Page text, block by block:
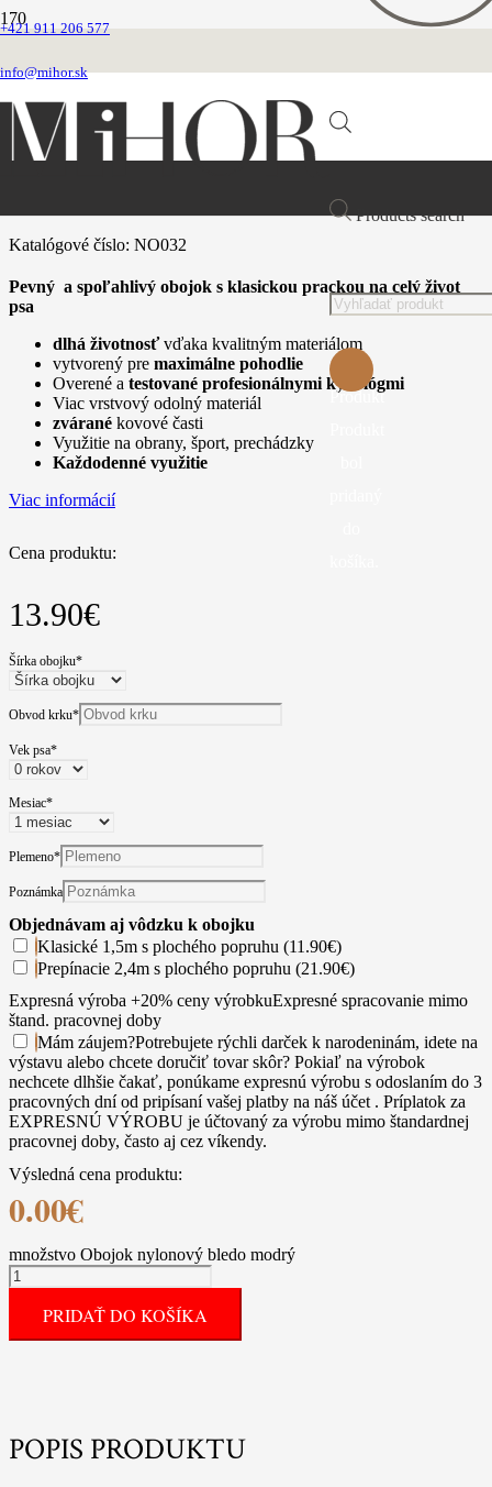
+421 911 206 577
info@mihor.sk
Products search
Produkt
Domovská stránka
Nylonové
Obojok nylonový bledo modrý
Katalógové číslo: NO032
Pevný a spoľahlivý obojok s klasickou prackou na celý život
psa
dlhá životnosťvďaka kvalitným materiálom
vytvorený pre maximálne pohodlie
Overené a testované profesionálnymi kynológmi
Viac vrstvový odolný materiál
zvárané kovové časti
Využitie na obrany, šport, prechádzky
Každodenné využitie
Viac informácií
Cena produktu:
13.90€
Šírka obojku*
Obvod krku*
Vek psa*
Mesiac*
Plemeno*
Poznámka
Objednávam aj vôdzku k obojku
Klasické 1,5m s plochého popruhu (11.90€)
Prepínacie 2,4m s plochého popruhu (21.90€)
Expresná výroba +20% ceny výrobkuExpresné spracovanie mimo
štand. pracovnej doby
Mám záujem?Potrebujete rýchli darček k narodeninám, idete na
výstavu alebo chcete doručiť tovar skôr? Pokiaľ na výrobok
nechcete dlhšie čakať, ponúkame expresnú výrobu s odoslaním do 3
pracovných dní od pripísaní vašej platby na náš účet . Príplatok za
EXPRESNÚ VÝROBU je účtovaný za výrobu mimo štandardnej
pracovnej doby, často aj cez víkendy.
Výsledná cena produktu:
0.00€
množstvo Obojok nylonový bledo modrý
PRIDAŤ DO KOŠÍKA
POPIS PRODUKTU